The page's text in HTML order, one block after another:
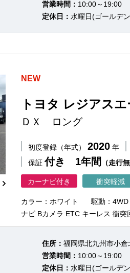
営業時間： 10:00～19:00
定休日： 水曜日(ゴールデ
NEW
トヨタ レジアス
ＤＸ ロング
初度登録（年式） 2020 年
保証付き 1年間 （走行
カーナビ付き 衝突軽減
カラー：ホワイト 駆動：4WD
ナビ Bカメラ ETC キーレス 衝突
住所： 福岡県北九州市小
営業時間： 10:00～19:00
定休日： 水曜日(ゴールデ